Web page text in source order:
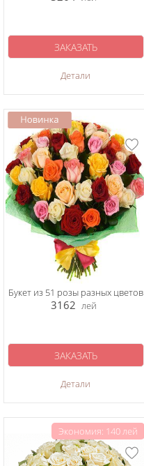
Детали
ЗАКАЗАТЬ
Букет из 51 розы разных цветов
3162 лей
Детали
ЗАКАЗАТЬ
Экономия: 140 лей